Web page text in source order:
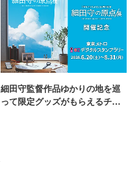
細田守監督作品ゆかりの地を巡
って限定グッズがもらえるチャ